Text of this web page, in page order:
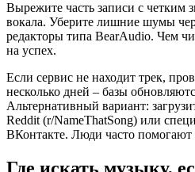
Вырежите часть записи с четким
вокала. Уберите лишние шумы
редакторы типа BearAudio. Чем
на успех.
Если сервис не находит трек,
несколько дней – базы
Альтернативный вариант:
Reddit (r/NameThatSong) или
ВКонтакте. Люди часто